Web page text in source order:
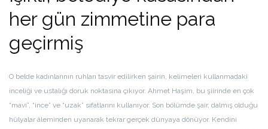
her gün zimmetine para
geçirmiş
O belde kadınlarının ruhları tasvir edilirken şairin, kelimeleri kullanmadaki
inceliği ve ustalığı doruk noktasına çıkıyor. Ahmet Haşim, bu şiirinde en çok
“mavi”, “ince” ve “uzak” sıfatlarını kullanıyor. Son bölümde şair, dalmış olduğu
hülyalar âleminden uyanarak tekrar gerçek dünyaya dönüyor. Kendini